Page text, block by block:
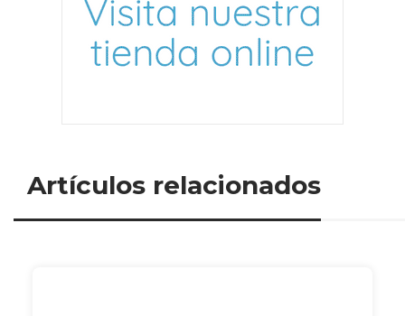
Artículos relacionados